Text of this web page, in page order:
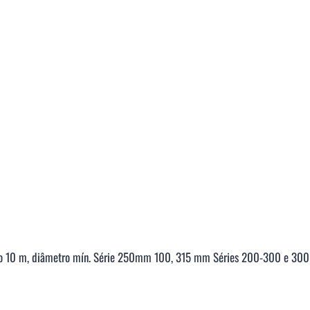
10 m, diâmetro mín. Série 250mm 100, 315 mm Séries 200-300 e